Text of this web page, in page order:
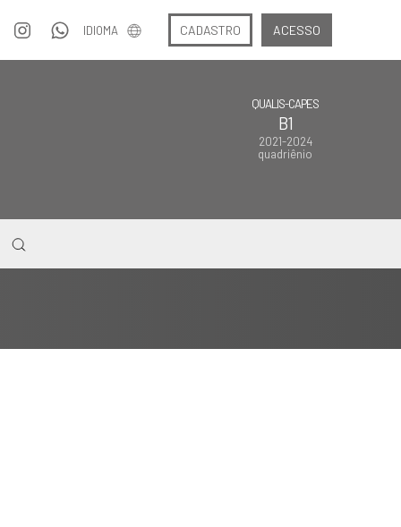
IDIOMA CADASTRO ACESSO
QUALIS-CAPES
B1
2021-2024
quadriênio